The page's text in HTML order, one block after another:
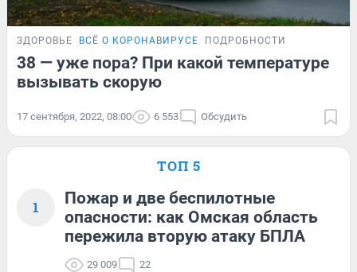
ЗДОРОВЬЕ ВСЁ О КОРОНАВИРУСЕ ПОДРОБНОСТИ
38 — уже пора? При какой температуре
вызывать скорую
17 сентября, 2022, 08:00 6 553 Обсудить
ТОП 5
1
Пожар и две беспилотные
опасности: как Омская область
пережила вторую атаку БПЛА
29 009 22